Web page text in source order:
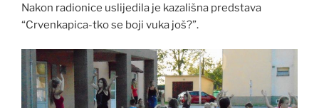
Nakon radionice uslijedila je kazališna predstava
“Crvenkapica-tko se boji vuka još?”.